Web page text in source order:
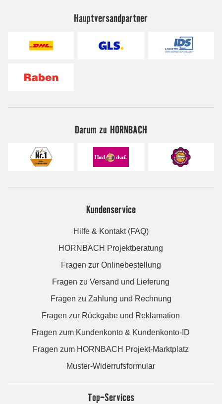
Hauptversandpartner
Darum zu HORNBACH
Kundenservice
Hilfe & Kontakt (FAQ)
HORNBACH Projektberatung
Fragen zur Onlinebestellung
Fragen zu Versand und Lieferung
Fragen zu Zahlung und Rechnung
Fragen zur Rückgabe und Reklamation
Fragen zum Kundenkonto & Kundenkonto-ID
Fragen zum HORNBACH Projekt-Marktplatz
Muster-Widerrufsformular
Top-Services